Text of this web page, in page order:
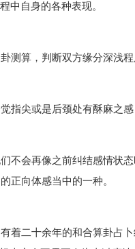
中自身的各种表现。
测算，判断双方缘分深浅
指尖或是后颈处有酥麻之
不会再像之前纠结感情状
正向体感当中的一种。
着二十余年的和合算卦占